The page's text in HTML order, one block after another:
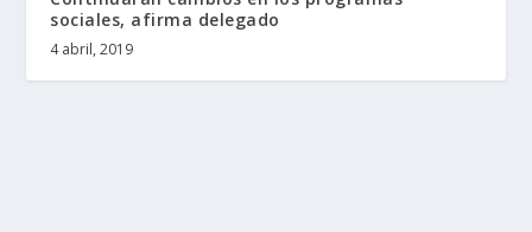
sociales, afirma delegado
4 abril, 2019